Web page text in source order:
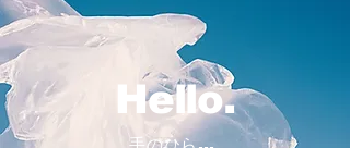
Hello.
手のひらにアートを。